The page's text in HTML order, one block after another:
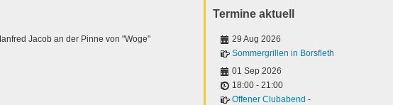
Jacob an der Pinne von "Woge"
Termine aktuell
29 Aug 2026
Sommergrillen in Borsfleth
01 Sep 2026
18:00 - 21:00
Offener Clubabend -